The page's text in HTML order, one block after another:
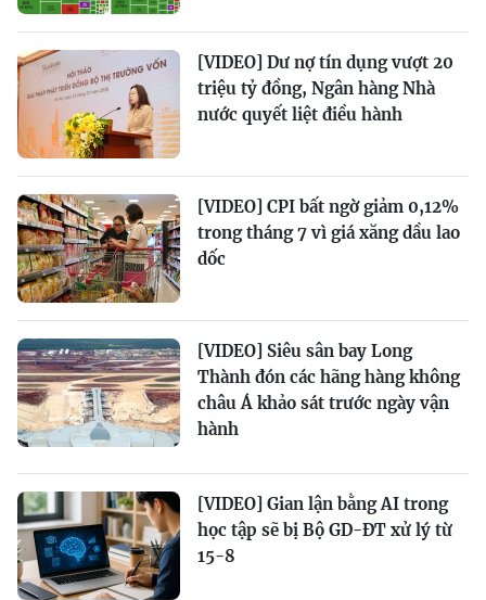
[VIDEO] Dư nợ tín dụng vượt 20
triệu tỷ đồng, Ngân hàng Nhà
nước quyết liệt điều hành
[VIDEO] CPI bất ngờ giảm 0,12%
trong tháng 7 vì giá xăng dầu lao
dốc
[VIDEO] Siêu sân bay Long
Thành đón các hãng hàng không
châu Á khảo sát trước ngày vận
hành
[VIDEO] Gian lận bằng AI trong
học tập sẽ bị Bộ GD-ĐT xử lý từ
15-8